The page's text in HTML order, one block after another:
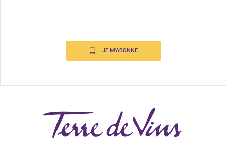
JE M'ABONNE